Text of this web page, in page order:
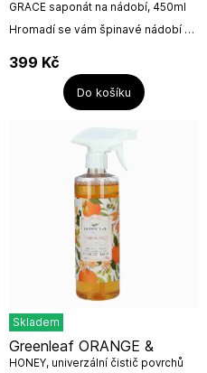
Hromadí se vám špinavé nádobí v
Grace je tu, aby zachránil situaci a
pomohl vám s grácií umýt nádobí....
GRACE saponát na nádobí, 450ml
399 Kč
Do košíku
Skladem
Greenleaf ORANGE &
HONEY, univerzální čistič povrchů